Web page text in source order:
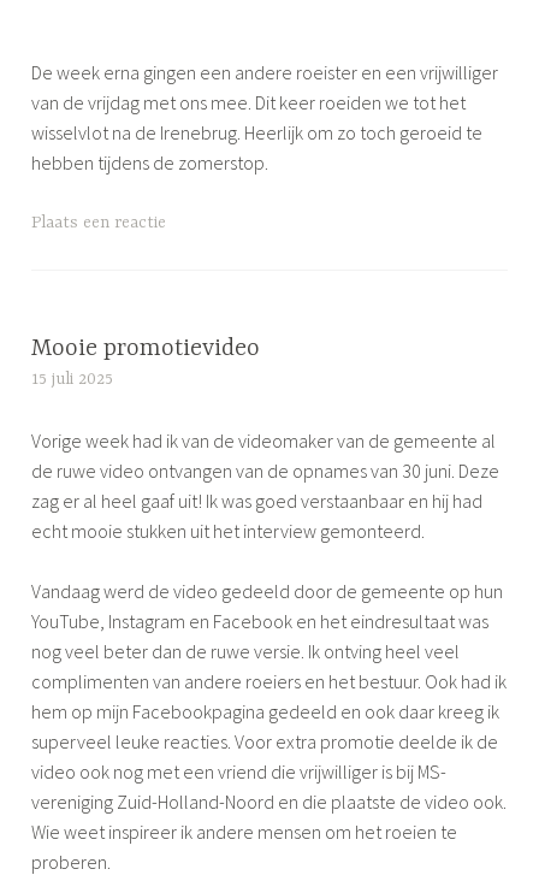
De week erna gingen een andere roeister en een vrijwilliger
van de vrijdag met ons mee. Dit keer roeiden we tot het
wisselvlot na de Irenebrug. Heerlijk om zo toch geroeid te
hebben tijdens de zomerstop.
G
g
g
d
r
o
e
e
n
Plaats een reactie
Mooie promotievideo
15 juli 2025
m
o
n
e
Vorige week had ik van de videomaker van de gemeente al
de ruwe video ontvangen van de opnames van 30 juni. Deze
zag er al heel gaaf uit! Ik was goed verstaanbaar en hij had
echt mooie stukken uit het interview gemonteerd.
Vandaag werd de video gedeeld door de gemeente op hun
YouTube, Instagram en Facebook en het eindresultaat was
nog veel beter dan de ruwe versie. Ik ontving heel veel
complimenten van andere roeiers en het bestuur. Ook had ik
hem op mijn Facebookpagina gedeeld en ook daar kreeg ik
superveel leuke reacties. Voor extra promotie deelde ik de
video ook nog met een vriend die vrijwilliger is bij MS-
vereniging Zuid-Holland-Noord en die plaatste de video ook.
Wie weet inspireer ik andere mensen om het roeien te
proberen.